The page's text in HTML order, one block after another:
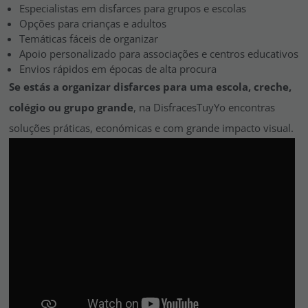
Especialistas em disfarces para grupos e escolas
Opções para crianças e adultos
Temáticas fáceis de organizar
Apoio personalizado para associações e centros educativos
Envios rápidos em épocas de alta procura
Se estás a organizar disfarces para uma escola, creche,
colégio ou grupo grande, na DisfracesTuyYo encontras
soluções práticas, económicas e com grande impacto visual.